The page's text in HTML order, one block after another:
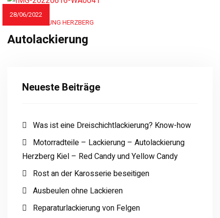
28/06/2022
AUTOLACKIERUNG HERZBERG
Autolackierung
Neueste Beiträge
Was ist eine Dreischichtlackierung? Know-how
Motorradteile – Lackierung – Autolackierung
Herzberg Kiel – Red Candy und Yellow Candy
Rost an der Karosserie beseitigen
Ausbeulen ohne Lackieren
Reparaturlackierung von Felgen